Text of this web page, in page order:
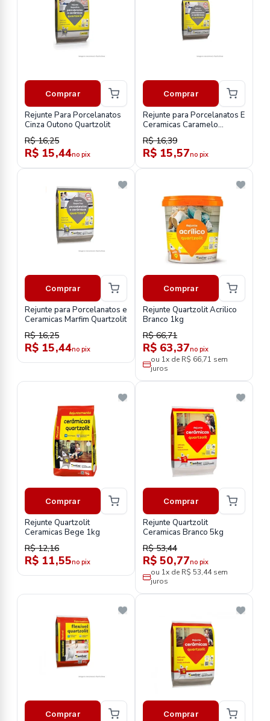
Comprar
Rejunte Para Porcelanatos
Cinza Outono Quartzolit
R$ 16,25
R$ 15,44no pix
Comprar
Rejunte para Porcelanatos E
Ceramicas Caramelo
Quartzolit
R$ 16,39
R$ 15,57no pix
Comprar
Rejunte para Porcelanatos e
Ceramicas Marfim Quartzolit
R$ 16,25
R$ 15,44no pix
Comprar
Rejunte Quartzolit Acrilico
Branco 1kg
R$ 66,71
R$ 63,37no pix
ou 1x de R$ 66,71 sem
juros
Comprar
Rejunte Quartzolit
Ceramicas Bege 1kg
R$ 12,16
R$ 11,55no pix
Comprar
Rejunte Quartzolit
Ceramicas Branco 5kg
R$ 53,44
R$ 50,77no pix
ou 1x de R$ 53,44 sem
juros
Comprar Comprar